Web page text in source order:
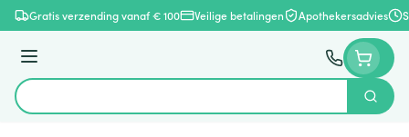
Ga naar de inhoud
Gratis verzending vanaf € 100 Veilige betalingen Apothekersadvies
Menu
Product, merk, categorie...
Zoek